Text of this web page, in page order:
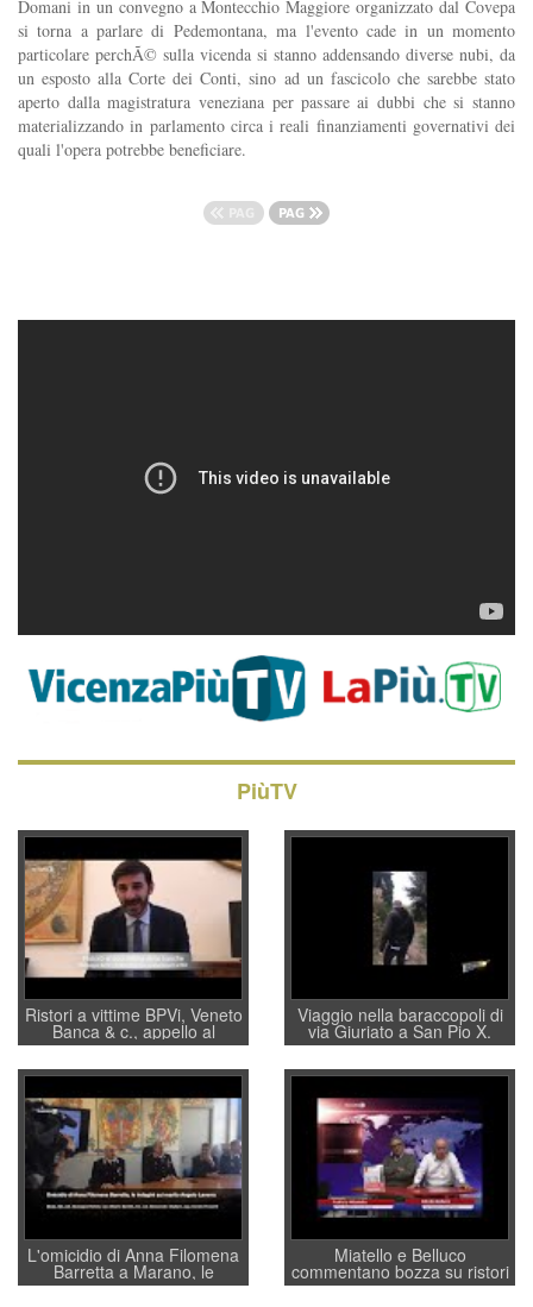
Domani in un convegno a Montecchio Maggiore organizzato dal Covepa
si torna a parlare di Pedemontana, ma l'evento cade in un momento
particolare perchÃ© sulla vicenda si stanno addensando diverse nubi, da
un esposto alla Corte dei Conti, sino ad un fascicolo che sarebbe stato
aperto dalla magistratura veneziana per passare ai dubbi che si stanno
materializzando in parlamento circa i reali finanziamenti governativi dei
quali l'opera potrebbe beneficiare.
PiùTV
Ristori a vittime BPVi, Veneto
Banca & c., appello al
sottosegretario Alessio
Villarosa: per mettere ordine
convochi con Di Maio CNCU
a supporto della cabina di
regia al Mef
Viaggio nella baraccopoli di
via Giuriato a San Pio X.
Vicenza ai Vicentini: “faremo
un regalo di Natale ai
residenti”
L'omicidio di Anna Filomena
Barretta a Marano, le
indagini dei carabinieri di
Miatello e Belluco
commentano bozza su ristori
BPVi e Veneto Banca